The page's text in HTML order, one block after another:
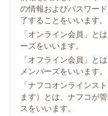
の情報およびパスワー
了することをいいます。
「オンライン会員」と
ーズをいいます。
「オフライン会員」と
メンバーズをいいます。
「ナフコオンラインス
ます）とは、ナフコが
スをいいます。